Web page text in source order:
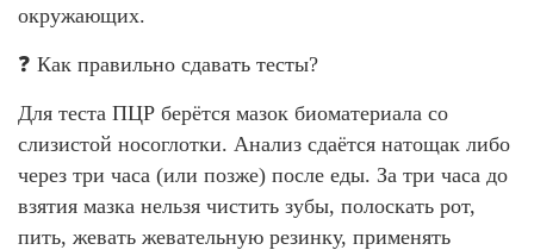
окружающих.
❓ Как правильно сдавать тесты?
Для теста ПЦР берётся мазок биоматериала со
слизистой носоглотки. Анализ сдаётся натощак либо
через три часа (или позже) после еды. За три часа до
взятия мазка нельзя чистить зубы, полоскать рот,
пить, жевать жевательную резинку, применять